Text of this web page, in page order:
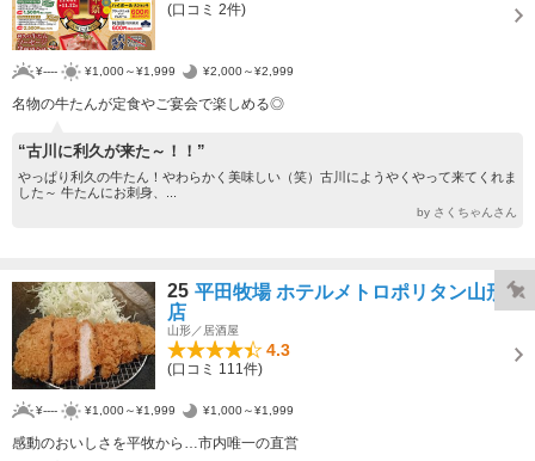
(口コミ 2件)
¥---- ¥1,000～¥1,999 ¥2,000～¥2,999
名物の牛たんが定食やご宴会で楽しめる◎
“古川に利久が来た～！！”
やっぱり利久の牛たん！やわらかく美味しい（笑）古川にようやくやって来てくれま
した～ 牛たんにお刺身、...
by さくちゃんさん
25 平田牧場 ホテルメトロポリタン山形
店
山形／居酒屋
4.3
(口コミ 111件)
¥---- ¥1,000～¥1,999 ¥1,000～¥1,999
感動のおいしさを平牧から…市内唯一の直営